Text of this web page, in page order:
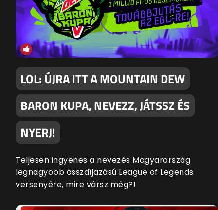
LOL: ÚJRA ITT A MOUNTAIN DEW
BARON KUPA, NEVEZZ, JÁTSSZ ÉS
NYERJ!
Teljesen ingyenes a nevezés Magyarország
legnagyobb összdíjazású League of Legends
versenyére, mire vársz még?!